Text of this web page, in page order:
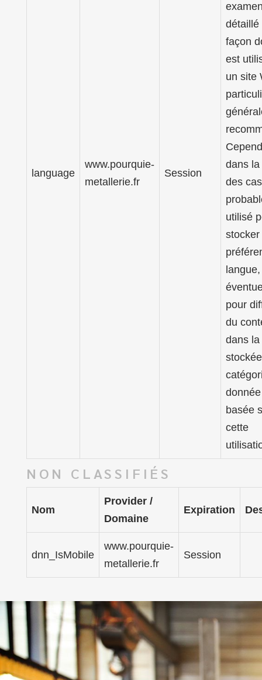
language
www.pourquie-
metallerie.fr
Session
détaillé
façon
est
un site
dans
des
utilisé
stocker
langue,
pour
du
dans
basée
cette
NON CLASSIFIÉS
Nom
Provider /
Domaine
Expiration
dnn_IsMobile
www.pourquie-
metallerie.fr
Session